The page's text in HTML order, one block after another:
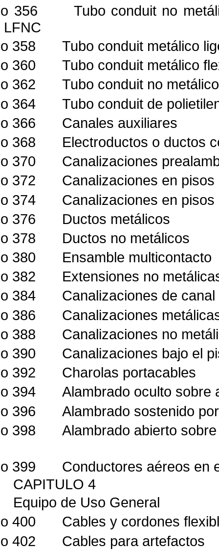
356
Tubo conduit no
LFNC
358
Tubo conduit metálico
360
Tubo conduit metálico
362
Tubo conduit no
364
Tubo conduit de
366
Canales auxiliares
368
Electroductos o ductos
370
Canalizaciones
372
Canalizaciones en
374
Canalizaciones en
376
Ductos metálicos
378
Ductos no metálicos
380
Ensamble multicontacto
382
Extensiones no
384
Canalizaciones de
386
Canalizaciones
388
Canalizaciones no
390
Canalizaciones bajo el
392
Charolas portacables
394
Alambrado oculto sobre
396
Alambrado sostenido
398
Alambrado abierto
399
Conductores aéreos en
CAPITULO 4
Equipo de Uso General
400
Cables y cordones
402
Cables para artefactos